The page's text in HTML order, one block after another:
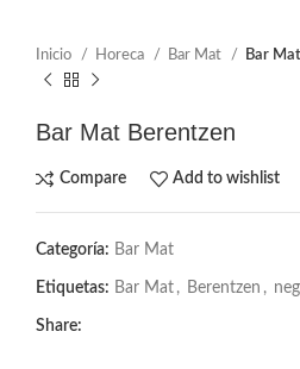
Inicio Horeca Bar Mat Bar
Bar Mat Berentzen
Compare Add to wishlist
Categoría: Bar Mat
Etiquetas: Bar Mat , Berentzen ,
Share: